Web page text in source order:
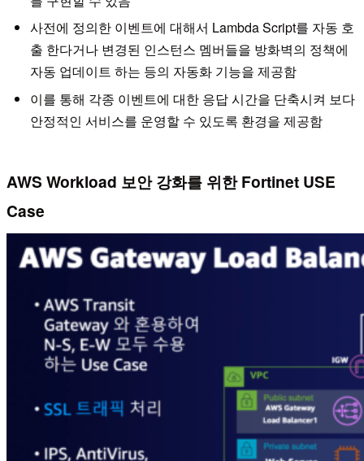
사전에 정의한 이벤트에 대해서 Lambda Script를 자동 호
출 한다거나 변경된 인스턴스 멤버들을 방화벽의 정책에
자동 업데이트 하는 등의 자동화 기능을 제공함
이를 통해 각종 이벤트에 대한 응답 시간을 단축시켜 보다
안정적인 서비스를 운영할 수 있도록 환경을 제공함
AWS Workload 보안 강화를 위한 Fortinet USE
Case